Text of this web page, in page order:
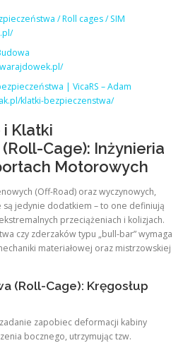
/ Roll cages / SIM
| VicaRS – Adam
klatki-bezpieczenstwa/
i Klatki
Cage): Inżynieria
Motorowych
(Off-Road) oraz wyczynowych,
są jedynie dodatkiem – to one definiują
przeciążeniach i kolizjach.
czy zderzaków typu „bull-bar” wymaga
materiałowej oraz mistrzowskiej
(Roll-Cage): Kręgosłup
zapobiec deformacji kabiny
bocznego, utrzymując tzw.